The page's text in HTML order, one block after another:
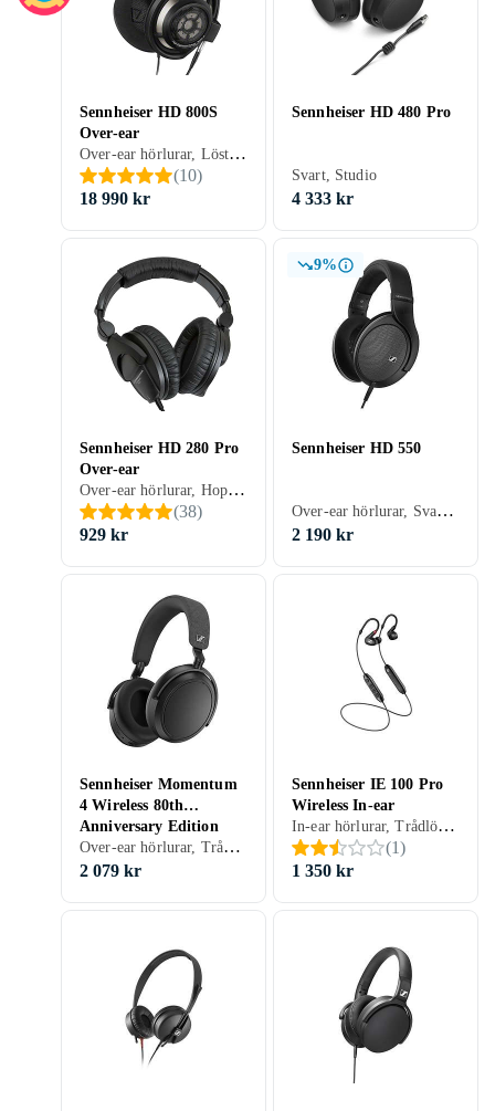
Sennheiser HD 800S
Over-ear
Over-ear hörlurar, Löstagbar kabel, Svart, Blå, Grön
(10)
18 990 kr
Sennheiser HD 480 Pro
Svart, Studio
4 333 kr
Sennheiser HD 280 Pro
Over-ear
Over-ear hörlurar, Hopfällbar, Svart, Silver
(38)
929 kr
9%
Sennheiser HD 550
Over-ear hörlurar, Svart, Studio
2 190 kr
Sennheiser Momentum
4 Wireless 80th
Anniversary Edition
Over-Ear
Over-ear hörlurar, Trådlös, Blå, Gul
2 079 kr
Sennheiser IE 100 Pro
Wireless In-ear
In-ear hörlurar, Trådlös, Löstagbar kabel, Svart, Röd, Transparent
(1)
1 350 kr